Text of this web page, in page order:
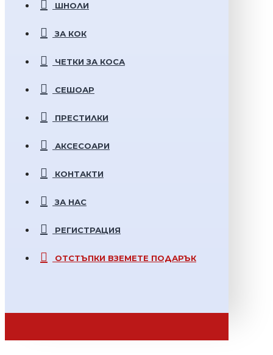
ШНОЛИ
ЗА КОК
ЧЕТКИ ЗА КОСА
СЕШОАР
ПРЕСТИЛКИ
АКСЕСОАРИ
КОНТАКТИ
ЗА НАС
РЕГИСТРАЦИЯ
ОТСТЪПКИ ВЗЕМЕТЕ ПОДАРЪК